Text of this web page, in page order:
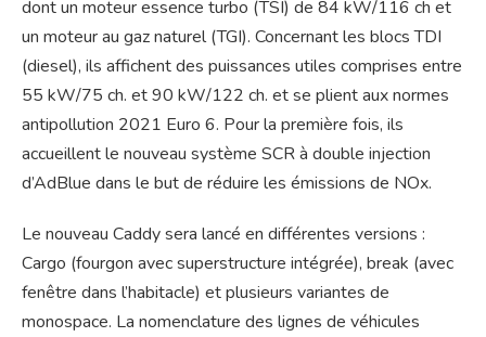
dont un moteur essence turbo (TSI) de 84 kW/116 ch et
un moteur au gaz naturel (TGI). Concernant les blocs TDI
(diesel), ils affichent des puissances utiles comprises entre
55 kW/75 ch. et 90 kW/122 ch. et se plient aux normes
antipollution 2021 Euro 6. Pour la première fois, ils
accueillent le nouveau système SCR à double injection
d’AdBlue dans le but de réduire les émissions de NOx.
Le nouveau Caddy sera lancé en différentes versions :
Cargo (fourgon avec superstructure intégrée), break (avec
fenêtre dans l’habitacle) et plusieurs variantes de
monospace. La nomenclature des lignes de véhicules